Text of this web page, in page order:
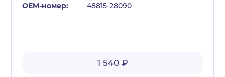
48815-28090
1 540 ₽